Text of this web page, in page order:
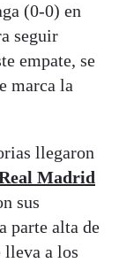
(0-0) en
seguir
empate, se
marca la
llegaron
Madrid
sus
parte alta de
a los